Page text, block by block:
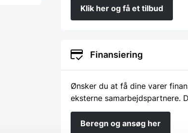
Klik her og få et tilbud
Finansiering
Ønsker du at få dine varer
eksterne samarbejdspartnere.
Beregn og ansøg her